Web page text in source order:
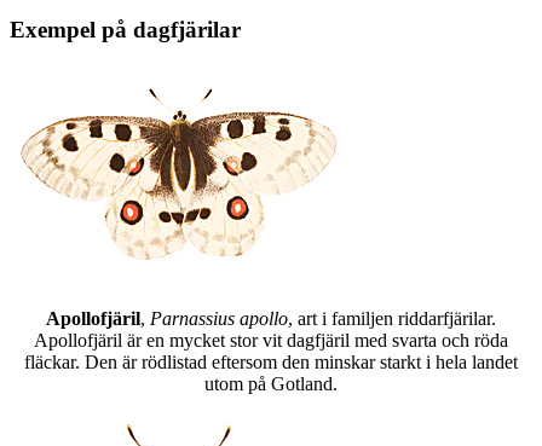
Exempel på dagfjärilar
Apollofjäril, Parnassius apollo, art i familjen riddarfjärilar.
Apollofjäril är en mycket stor vit dagfjäril med svarta och röda
fläckar. Den är rödlistad eftersom den minskar starkt i hela landet
utom på Gotland.